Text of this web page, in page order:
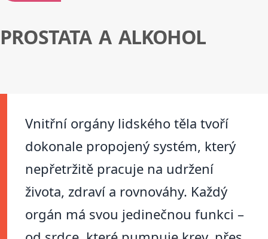
PROSTATA A ALKOHOL
Vnitřní orgány lidského těla tvoří
dokonale propojený systém, který
nepřetržitě pracuje na udržení
života, zdraví a rovnováhy. Každý
orgán má svou jedinečnou funkci –